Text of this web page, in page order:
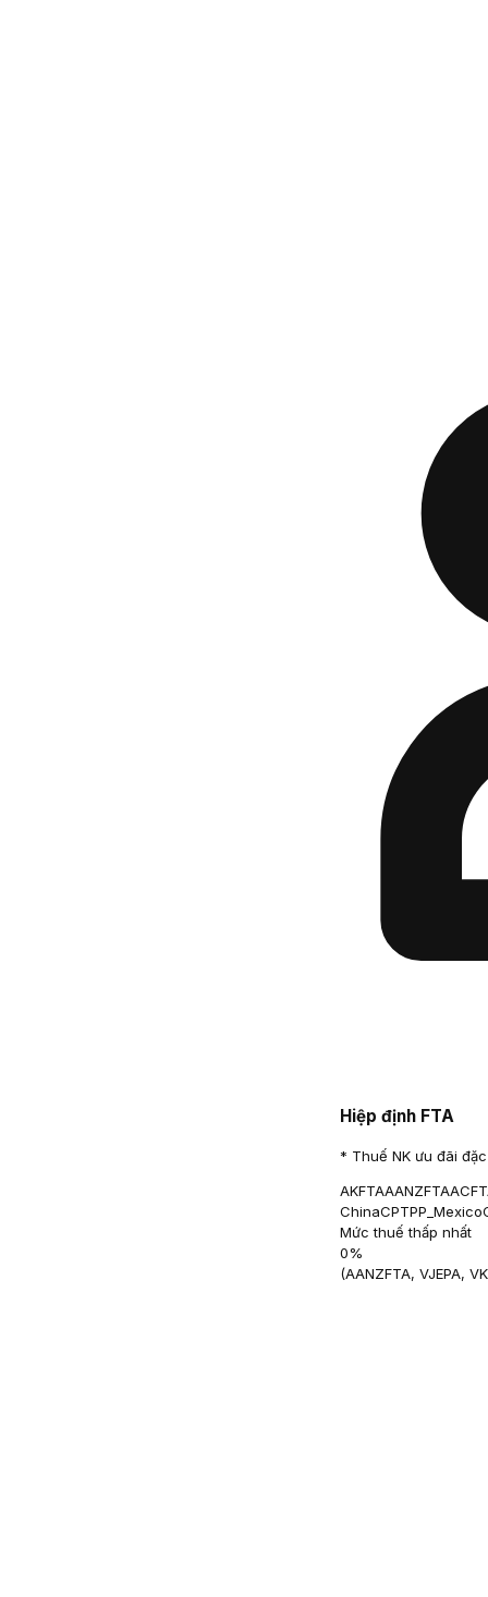
Hiệp định FTA
* Thuế NK ưu đãi
AKFTAAANZFTA
ChinaCPTPP_Mexico
Mức thuế thấp nhất
0%
(AANZFTA, VJEPA,